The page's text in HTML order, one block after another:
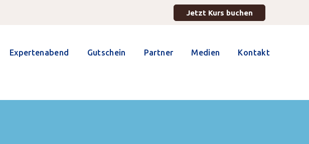
Jetzt Kurs buchen
Expertenabend Gutschein Partner Medien Kontakt